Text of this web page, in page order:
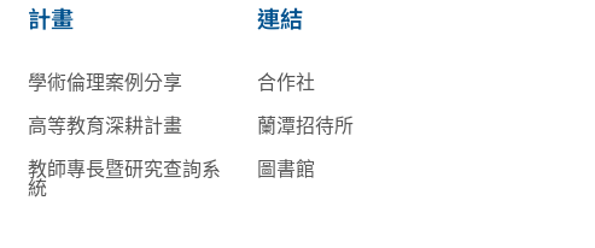
計畫
學術倫理案例分享
高等教育深耕計畫
教師專長暨研究查詢系
統
連結
合作社
蘭潭招待所
圖書館